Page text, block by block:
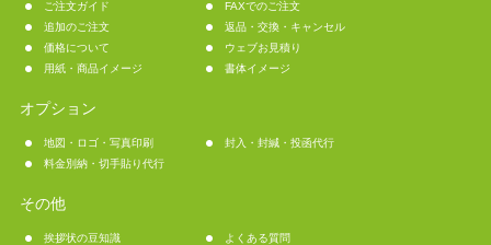
ご注文ガイド
FAXでのご注文
追加のご注文
返品・交換・キャンセル
価格について
ウェブお見積り
用紙・商品イメージ
書体イメージ
オプション
地図・ロゴ・写真印刷
封入・封緘・投函代行
料金別納・切手貼り代行
その他
挨拶状の豆知識
よくある質問